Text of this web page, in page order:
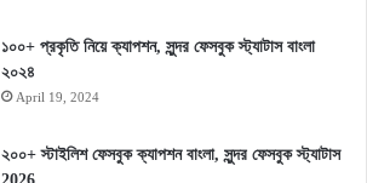
১০০+ প্রকৃতি নিয়ে ক্যাপশন, সুন্দর ফেসবুক স্ট্যাটাস বাংলা
২০২৪
April 19, 2024
২০০+ স্টাইলিশ ফেসবুক ক্যাপশন বাংলা, সুন্দর ফেসবুক স্ট্যাটাস